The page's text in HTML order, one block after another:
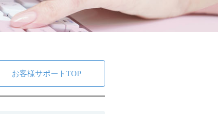
お客様サポートTOP